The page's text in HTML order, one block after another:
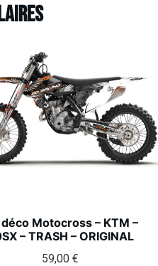
Motocross – KTM –
– TRASH – ORIGINAL
59,00€